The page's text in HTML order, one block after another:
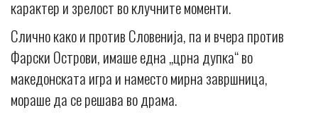
карактер и зрелост во клучните моменти.
Слично како и против Словенија, па и вчера против
Фарски Острови, имаше една „црна дупка“ во
македонската игра и наместо мирна завршница,
мораше да се решава во драма.